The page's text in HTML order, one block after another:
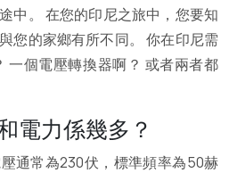
中。 在您的印尼之旅中，您要知
您的家鄉有所不同。 你在印尼需
一個電壓轉換器啊？ 或者兩者都
電力係幾多？
通常為230伏，標準頻率為50赫